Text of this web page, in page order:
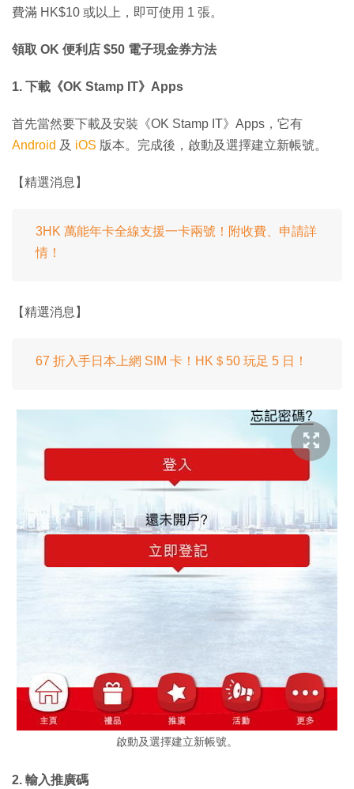
費滿 HK$10 或以上，即可使用 1 張。
領取 OK 便利店 $50 電子現金券方法
1. 下載《OK Stamp IT》Apps
首先當然要下載及安裝《OK Stamp IT》Apps，它有
Android 及 iOS 版本。完成後，啟動及選擇建立新帳號。
【精選消息】
3HK 萬能年卡全線支援一卡兩號！附收費、申請詳
情！
【精選消息】
67 折入手日本上網 SIM 卡！HK＄50 玩足 5 日！
啟動及選擇建立新帳號。
2. 輸入推廣碼